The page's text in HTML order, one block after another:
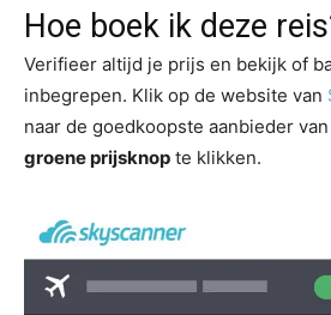
Hoe boek ik deze
Verifieer altijd je prijs en bekijk of
inbegrepen. Klik op de website van
naar de goedkoopste aanbieder
groene prijsknop te klikken.